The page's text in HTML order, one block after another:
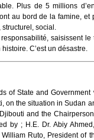
Plus de 5 millions
au bord de la famine,
structurel, social.
responsabilité, saisissent
C’est un désastre.
of State and
on the situation in Sudan
and the
by ; H.E. Dr. Abiy
Ruto, President of